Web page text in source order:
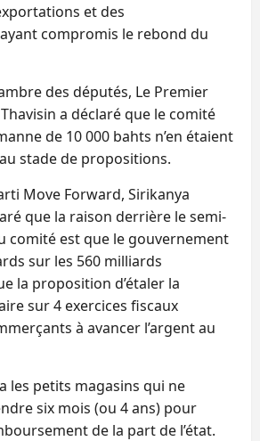
et des
compromis le rebond du
des députés, Le Premier
a déclaré que le comité
de 10 000 bahts n’en étaient
stade de propositions.
Move Forward, Sirikanya
que la raison derrière le semi-
comité est que le gouvernement
sur les 560 milliards
la proposition d’étaler la
sur 4 exercices fiscaux
à avancer l’argent au
les petits magasins qui ne
six mois (ou 4 ans) pour
de la part de l’état.